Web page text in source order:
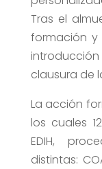
Tras el
formación y
clausura de
La acción
los cuales
EDIH,
distintas: